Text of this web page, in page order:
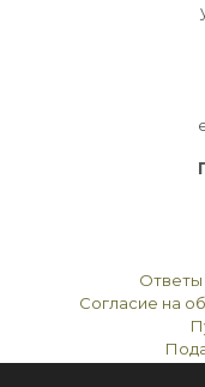
Ответы
Согласие на